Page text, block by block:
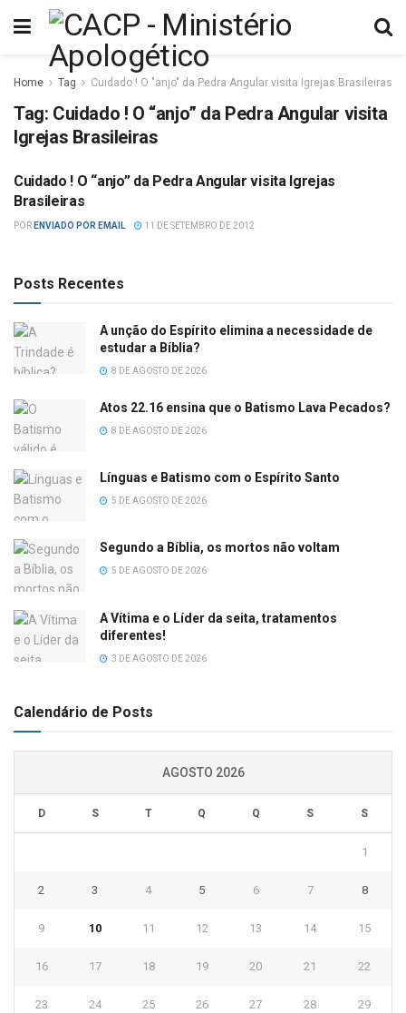
Home Tag Cuidado ! O "anjo" da Pedra Angular visita Igrejas Brasileiras
Tag: Cuidado ! O “anjo” da Pedra Angular visita
Igrejas Brasileiras
DIVERSOS
Cuidado ! O “anjo” da Pedra Angular visita Igrejas
Brasileiras
POR ENVIADO POR EMAIL 11 DE SETEMBRO DE 2012
Posts Recentes
A unção do Espírito elimina a necessidade de
estudar a Bíblia?
8 DE AGOSTO DE 2026
Atos 22.16 ensina que o Batismo Lava Pecados?
8 DE AGOSTO DE 2026
Línguas e Batismo com o Espírito Santo
5 DE AGOSTO DE 2026
Segundo a Bíblia, os mortos não voltam
5 DE AGOSTO DE 2026
A Vítima e o Líder da seita, tratamentos
diferentes!
3 DE AGOSTO DE 2026
Calendário de Posts
AGOSTO 2026
D S T Q Q S S
1
2 3 4 5 6 7 8
9 10 11 12 13 14 15
16 17 18 19 20 21 22
23 24 25 26 27 28 29